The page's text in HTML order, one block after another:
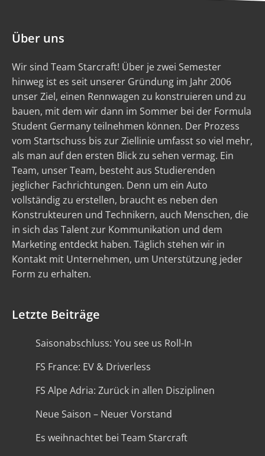
Über uns
Wir sind Team Starcraft! Über je zwei Semester
hinweg ist es seit unserer Gründung im Jahr 2006
unser Ziel, einen Rennwagen zu konstruieren und zu
bauen, mit dem wir dann im Sommer bei der Formula
Student Germany teilnehmen können. Der Prozess
vom Startschuss bis zur Ziellinie umfasst so viel mehr,
als man auf den ersten Blick zu sehen vermag. Ein
Team, unser Team, besteht aus Studierenden
jeglicher Fachrichtungen. Denn um ein Auto
vollständig zu erstellen, braucht es neben den
Konstrukteuren und Technikern, auch Menschen, die
in sich das Talent zur Kommunikation und dem
Marketing entdeckt haben. Täglich stehen wir in
Kontakt mit Unternehmen, um Unterstützung jeder
Form zu erhalten.
Letzte Beiträge
Saisonabschluss: You see us Roll-In
FS France: EV & Driverless
FS Alpe Adria: Zurück in allen Disziplinen
Neue Saison – Neuer Vorstand
Es weihnachtet bei Team Starcraft